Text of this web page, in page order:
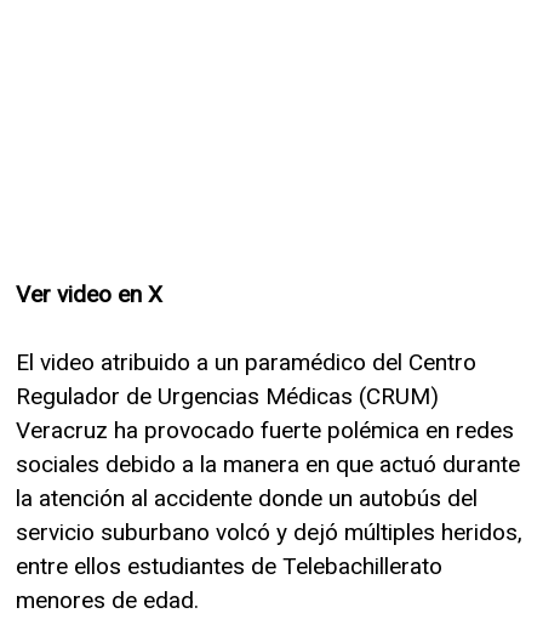
Ver video en X
El video atribuido a un paramédico del Centro
Regulador de Urgencias Médicas (CRUM)
Veracruz ha provocado fuerte polémica en redes
sociales debido a la manera en que actuó durante
la atención al accidente donde un autobús del
servicio suburbano volcó y dejó múltiples heridos,
entre ellos estudiantes de Telebachillerato
menores de edad.